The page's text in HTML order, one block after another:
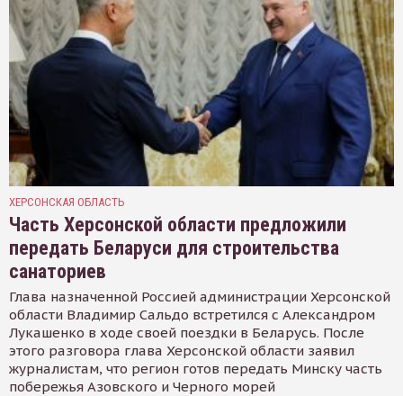
ХЕРСОНСКАЯ ОБЛАСТЬ
Часть Херсонской области предложили
передать Беларуси для строительства
санаториев
Глава назначенной Россией администрации Херсонской
области Владимир Сальдо встретился с Александром
Лукашенко в ходе своей поездки в Беларусь. После
этого разговора глава Херсонской области заявил
журналистам, что регион готов передать Минску часть
побережья Азовского и Черного морей